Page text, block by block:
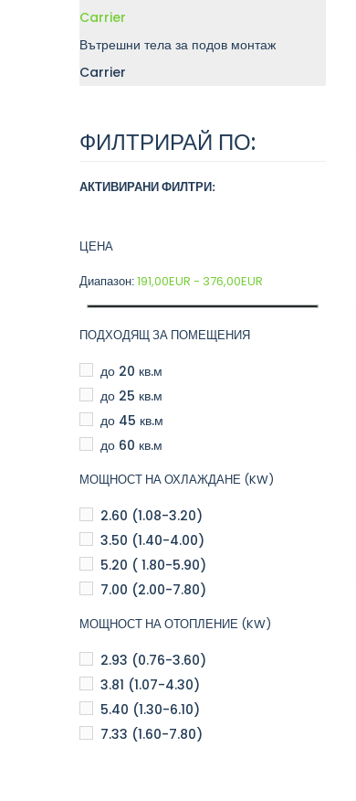
Carrier
Вътрешни тела за подов монтаж
Carrier
ФИЛТРИРАЙ ПО:
АКТИВИРАНИ ФИЛТРИ:
ЦЕНА
Диапазон:191,00EUR - 376,00EUR
ПОДХОДЯЩ ЗА ПОМЕЩЕНИЯ
до 20 кв.м
до 25 кв.м
до 45 кв.м
до 60 кв.м
МОЩНОСТ НА ОХЛАЖДАНЕ (KW)
2.60 (1.08-3.20)
3.50 (1.40-4.00)
5.20 ( 1.80-5.90)
7.00 (2.00-7.80)
МОЩНОСТ НА ОТОПЛЕНИЕ (KW)
2.93 (0.76-3.60)
3.81 (1.07-4.30)
5.40 (1.30-6.10)
7.33 (1.60-7.80)